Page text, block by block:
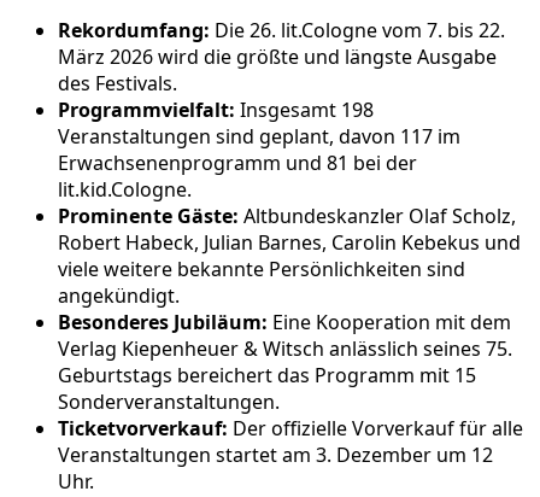
Rekordumfang: Die 26. lit.Cologne vom 7. bis 22.
März 2026 wird die größte und längste Ausgabe
des Festivals.
Programmvielfalt: Insgesamt 198
Veranstaltungen sind geplant, davon 117 im
Erwachsenenprogramm und 81 bei der
lit.kid.Cologne.
Prominente Gäste: Altbundeskanzler Olaf Scholz,
Robert Habeck, Julian Barnes, Carolin Kebekus und
viele weitere bekannte Persönlichkeiten sind
angekündigt.
Besonderes Jubiläum: Eine Kooperation mit dem
Verlag Kiepenheuer & Witsch anlässlich seines 75.
Geburtstags bereichert das Programm mit 15
Sonderveranstaltungen.
Ticketvorverkauf: Der offizielle Vorverkauf für alle
Veranstaltungen startet am 3. Dezember um 12
Uhr.